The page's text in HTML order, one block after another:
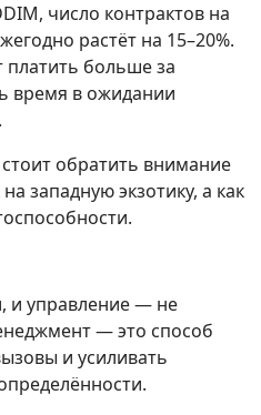
число контрактов на
растёт на 15–20%.
больше за
время в ожидании
обратить внимание
западную экзотику, а как
и управление — не
— это способ
и усиливать